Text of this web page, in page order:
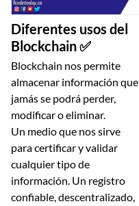
Diferentes usos del
Blockchain ✅
Blockchain nos permite
almacenar información que
jamás se podrá perder,
modificar o eliminar.
Un medio que nos sirve
para certificar y validar
cualquier tipo de
información. Un registro
confiable, descentralizado,